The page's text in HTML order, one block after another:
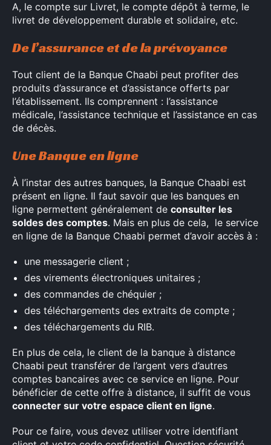
A, le compte sur Livret, le compte dépôt à terme, le
livret de développement durable et solidaire, etc.
De l’assurance et de la prévoyance
Tout client de la Banque Chaabi peut profiter des
produits d’assurance et d’assistance offerts par
l’établissement. Ils comprennent : l’assistance
médicale, l’assistance technique et l’assistance en cas
de décès.
Une Banque en ligne
À l’instar des autres banques, la Banque Chaabi est
présent en ligne. Il faut savoir que les banques en
ligne permettent généralement de consulter les
soldes des comptes. Mais en plus de cela, le service
en ligne de la Banque Chaabi permet d’avoir accès à :
une messagerie client ;
des virements électroniques unitaires ;
des commandes de chéquier ;
des téléchargements des extraits de compte ;
des téléchargements du RIB.
En plus de cela, le client de la banque à distance
Chaabi peut transférer de l’argent vers d’autres
comptes bancaires avec ce service en ligne. Pour
bénéficier de cette offre à distance, il suffit de vous
connecter sur votre espace client en ligne.
Pour ce faire, vous devez utiliser votre identifiant